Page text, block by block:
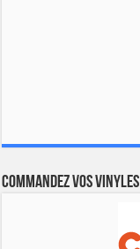
Commandez vos vinyles